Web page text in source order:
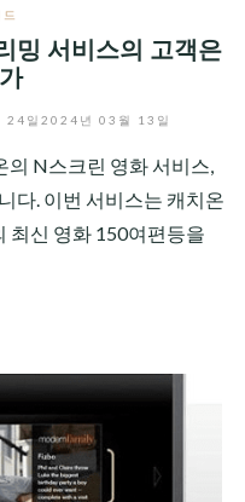
밍 서비스의 고객은
24일 2024년 03월 13일
의 N스크린 영화 서비스,
다. 이번 서비스는 캐치온
최신 영화 150여편등을